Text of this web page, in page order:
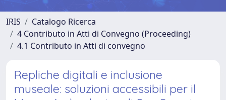
IRIS
Catalogo Ricerca
4 Contributo in Atti di Convegno (Proceeding)
4.1 Contributo in Atti di convegno
Repliche digitali e inclusione
museale: soluzioni accessibili per il